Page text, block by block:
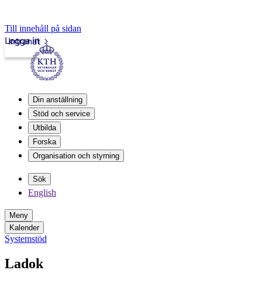
Till innehåll på sidan
Intranät
Logga in
Din anställning
Stöd och service
Utbilda
Forska
Organisation och styrning
Sök
English
Meny
Kalender
Systemstöd
Ladok